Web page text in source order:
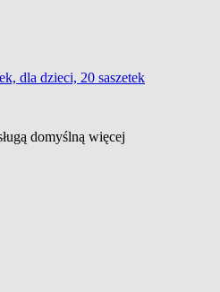
dla dzieci, 20 saszetek
domyślną więcej